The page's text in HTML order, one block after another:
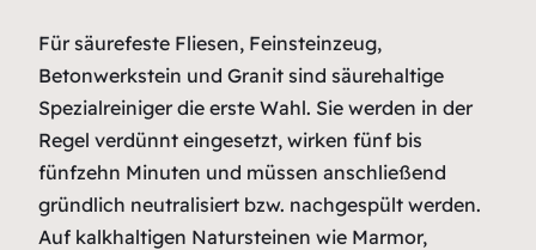
Für säurefeste Fliesen, Feinsteinzeug,
Betonwerkstein und Granit sind säurehaltige
Spezialreiniger die erste Wahl. Sie werden in der
Regel verdünnt eingesetzt, wirken fünf bis
fünfzehn Minuten und müssen anschließend
gründlich neutralisiert bzw. nachgespült werden.
Auf kalkhaltigen Natursteinen wie Marmor,